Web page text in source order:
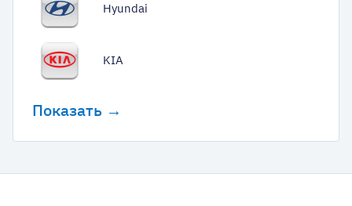
Hyundai
KIA
Показать →